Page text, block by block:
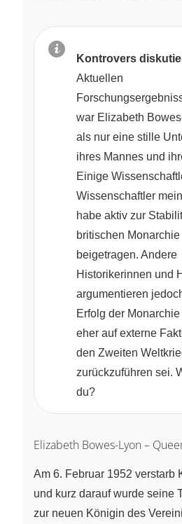
Kontrovers
Aktuellen
war Elizabeth
als nur eine stille
ihres Mannes und
Einige
Wissenschaftler
habe aktiv zur
britischen Monarchie
beigetragen. Andere
Historikerinnen und
argumentieren
Erfolg der
eher auf externe
den Zweiten
zurückzuführen sei.
du?
Elizabeth Bowes-Lyon –
Am 6. Februar 1952 verstarb
und kurz darauf wurde seine
zur neuen Königin des